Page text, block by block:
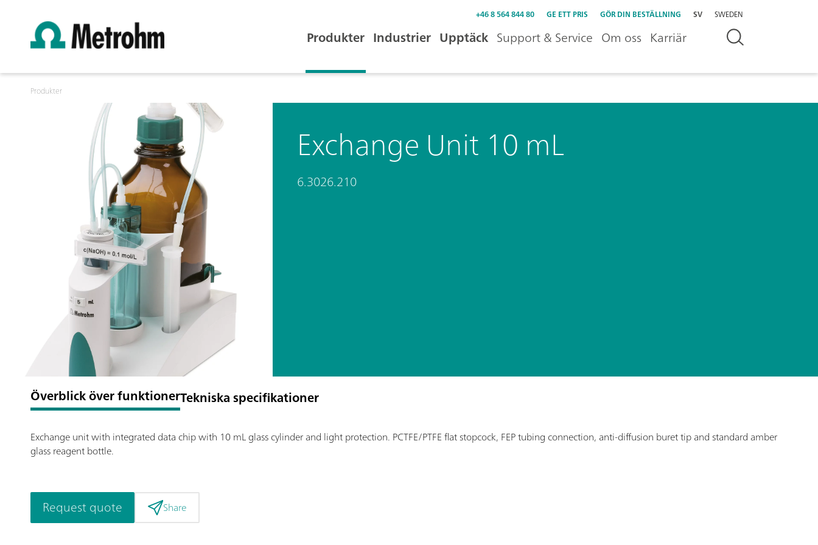
+46 8 564 844 80 GE ETT PRIS GÖR DIN BESTÄLLNING SV SWEDEN
Produkter Industrier Upptäck Support & Service Om oss Karriär
Produkter
Exchange Unit 10 mL
6.3026.210
Överblick över funktionerTekniska specifikationer
Exchange unit with integrated data chip with 10 mL glass cylinder and light protection. PCTFE/PTFE flat stopcock, FEP tubing connection, anti-diffusion buret tip and standard amber
glass reagent bottle.
Request quote Share